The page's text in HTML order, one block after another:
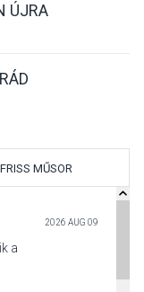
ÚJRA
FRISS MŰSOR
2026 AUG 09
a